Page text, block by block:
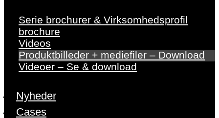
Serie brochurer & Virksomhedsprofil
brochure
Videos
Produktbilleder + mediefiler – Download
Videoer – Se & download
Nyheder
Cases